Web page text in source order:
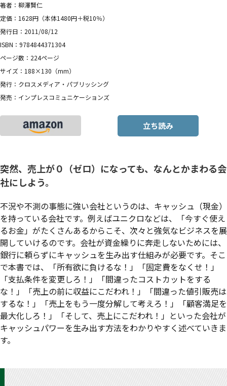
著者：柳澤賢仁
定価：1628円（本体1480円＋税10％）
発行日：2011/08/12
ISBN：9784844371304
ページ数：224ページ
サイズ：188×130（mm）
発行：クロスメディア・パブリッシング
発売：インプレスコミュニケーションズ
立ち読み
突然、売上が０（ゼロ）になっても、なんとかまわる会
社にしよう。
不況や不測の事態に強い会社というのは、キャッシュ（現金）
を持っている会社です。例えばユニクロなどは、「今すぐ使え
るお金」がたくさんあるからこそ、次々と強気なビジネスを展
開していけるのです。会社が資金繰りに奔走しないためには、
銀行に頼らずにキャッシュを生み出す仕組みが必要です。そこ
で本書では、「所有欲に負けるな！」「固定費をなくせ！」
「支払条件を変更しろ！」「間違ったコストカットをする
な！」「売上の前に収益にこだわれ！」「間違った値引販売は
するな！」「売上をもう一度分解して考えろ！」「顧客満足を
最大化しろ！」「そして、売上にこだわれ！」といった会社が
キャッシュパワーを生み出す方法をわかりやすく述べていきま
す。